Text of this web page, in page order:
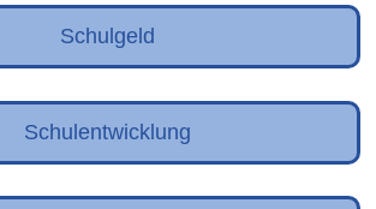
Schulgeld
Schulentwicklung